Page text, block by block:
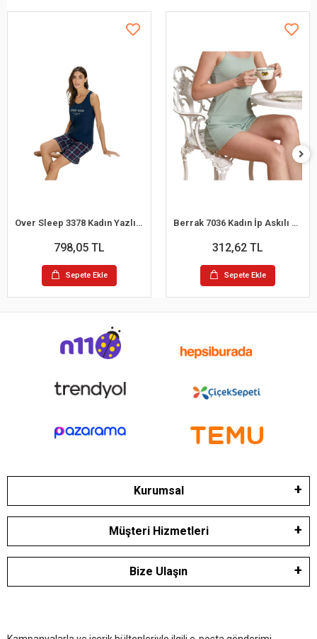
Over Sleep 3378 Kadın Yazlık Süprem Şort Pijama Takım (M-L-XL-XXL)
798,05 TL
Sepete Ekle
Berrak 7036 Kadın İp Askılı Şortlu Pijama Takım
312,62 TL
Sepete Ekle
Kurumsal
Müşteri Hizmetleri
Bize Ulaşın